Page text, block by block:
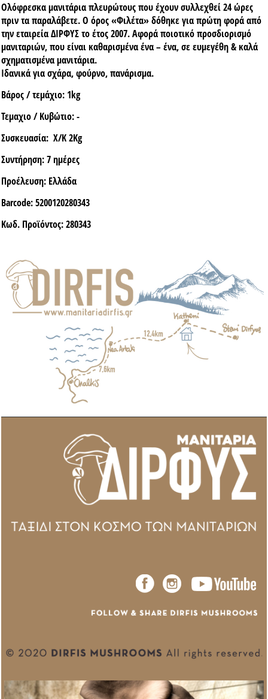
Ολόφρεσκα μανιτάρια πλευρώτους που έχουν συλλεχθεί 24 ώρες
πριν τα παραλάβετε. Ο όρος «Φιλέτα» δόθηκε για πρώτη φορά από
την εταιρεία ΔΙΡΦΥΣ το έτος 2007. Αφορά ποιοτικό προσδιορισμό
μανιταριών, που είναι καθαρισμένα ένα – ένα, σε ευμεγέθη & καλά
σχηματισμένα μανιτάρια.
Ιδανικά για σχάρα, φούρνο, πανάρισμα.
Βάρος / τεμάχιο: 1kg
Τεμαχιο / Κυβώτιο:-
Συσκευασία: X/K 2Kg
Συντήρηση:7 ημέρες
Προέλευση: Ελλάδα
Barcode:5200120280343
Κωδ. Προϊόντος:280343